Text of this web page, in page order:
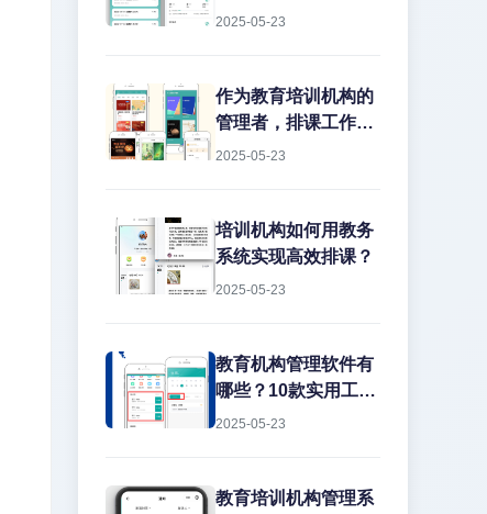
教师超负荷...这些痛
结合实战经验，聊聊
如何用专业系统解决
率的数字化解决方案
混乱、学员信息分
散、财务对账困难等
痛点。传统的人工管
SAP教育机构管理信
息系统正是为解决这
2025-05-23
作为教育培训机构的
管理者，排课工作一
直是让人头疼的大问
2025-05-23
培训机构如何用教务
系统实现高效排课？
2025-05-23
教育机构管理软件有
哪些？10款实用工具
推荐
2025-05-23
教育培训机构管理系